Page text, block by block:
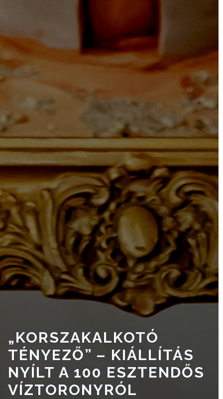
TESTÜLETI
ANYAGOK
KISTÉRSÉG
GYÖNGYÖS
„KORSZAKALKOTÓ
TÉNYEZŐ” – KIÁLLÍTÁS
NYÍLT A 100 ESZTENDŐS
VÍZTORONYRÓL